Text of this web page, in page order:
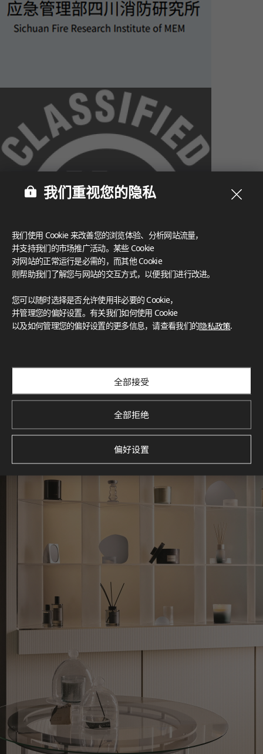
What These Certifications Mean
灵感画廊
我们重视您的隐私
我们使用 Cookie 来改善您的浏览体验、分析网站流量，
并支持我们的市场推广活动。某些 Cookie
对网站的正常运行是必需的，而其他 Cookie
则帮助我们了解您与网站的交互方式，以便我们进行改进。
您可以随时选择是否允许使用非必要的 Cookie，
并管理您的偏好设置。有关我们如何使用 Cookie
以及如何管理您的偏好设置的更多信息，请查看我们的隐私政策.
全部接受
全部拒绝
偏好设置